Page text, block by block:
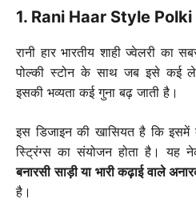
1. Rani Haar Style
रानी हार भारतीय शाही ज्वेलरी का
पोल्की स्टोन के साथ जब इसे कई
इसकी भव्यता कई गुना बढ़ जाती है।
इस डिजाइन की खासियत है कि
स्ट्रिंग्स का संयोजन होता है।
बनारसी साड़ी या भारी कढ़ाई वाले
है।